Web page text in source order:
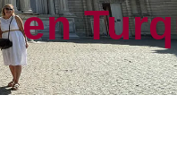
en